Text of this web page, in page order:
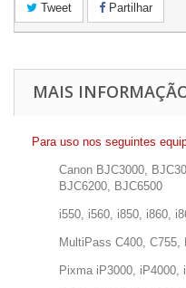
Tweet Partilhar
MAIS
Para uso nos seguintes
Canon BJC3000, BJC
BJC6200, BJC6500
i550, i560, i850, i860,
MultiPass C400, C755,
Pixma iP3000, iP4000,